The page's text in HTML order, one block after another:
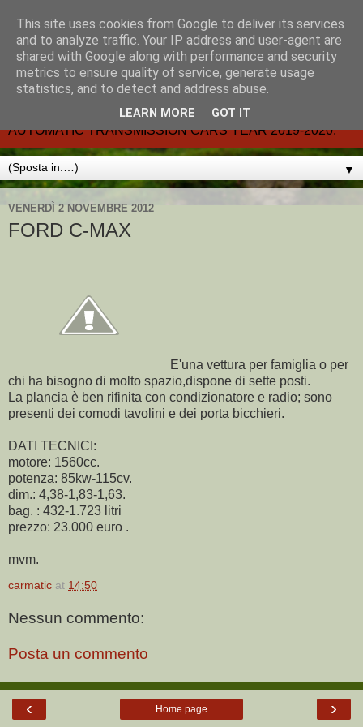
CARMATIC-®-All about
automatic cars.
Dal 2002- email.-marcvent@inwind.it.- NEW BOOK-
AUTOMATIC TRANSMISSION CARS YEAR 2019-2020.
▼
VENERDÌ 2 NOVEMBRE 2012
FORD C-MAX
E'una vettura per famiglia o per
chi ha bisogno di molto spazio,dispone di sette posti.
La plancia è ben rifinita con condizionatore e radio; sono
presenti dei comodi tavolini e dei porta bicchieri.
DATI TECNICI:
motore: 1560cc.
potenza: 85kw-115cv.
dim.: 4,38-1,83-1,63.
bag. : 432-1.723 litri
prezzo: 23.000 euro .
mvm.
carmatic at 14:50
Nessun commento:
Posta un commento
‹ ›
Home page
This site uses cookies from Google to deliver its services
and to analyze traffic. Your IP address and user-agent are
shared with Google along with performance and security
metrics to ensure quality of service, generate usage
statistics, and to detect and address abuse.
LEARN MORE GOT IT